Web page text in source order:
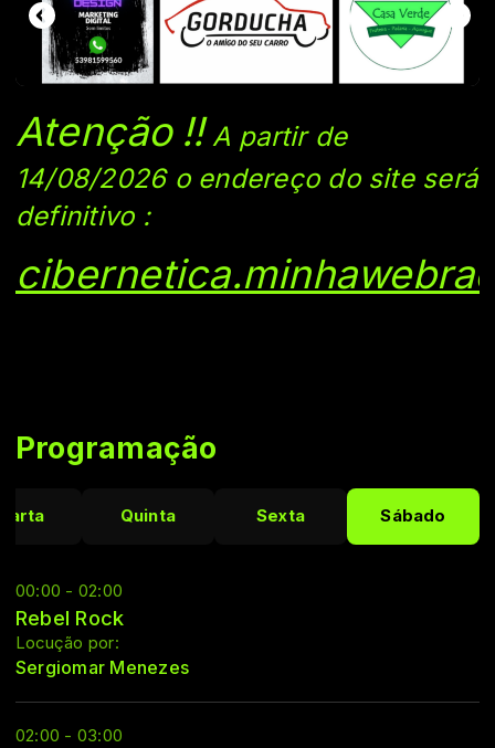
Atenção !!A partir de
14/08/2026 o endereço do site será
definitivo:
Programação
Quinta Sexta Sábado
00:00 - 02:00
Rebel Rock
Locução por:
Sergiomar Menezes
02:00 - 03:00